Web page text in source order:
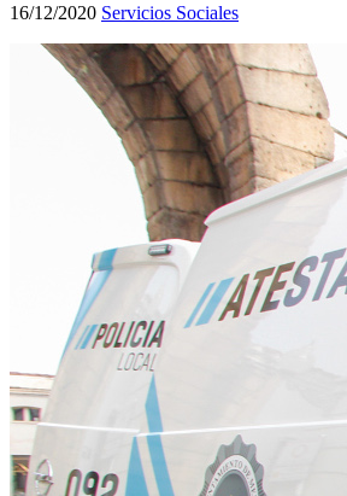
16/12/2020 Servicios Sociales